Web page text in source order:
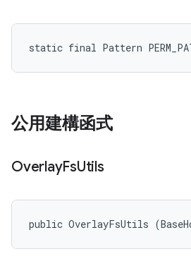
static final Pattern
公用建構函式
OverlayFsUtils
public OverlayFsUtils